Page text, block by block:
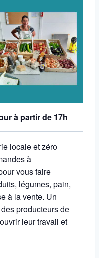
à partir de 17h
locale et zéro
à
vous faire
légumes, pain,
à la vente. Un
producteurs de
leur travail et